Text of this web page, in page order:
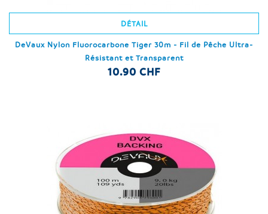
DÉTAIL
DeVaux Nylon Fluorocarbone Tiger 30m - Fil de Pêche Ultra-
Résistant et Transparent
10.90 CHF